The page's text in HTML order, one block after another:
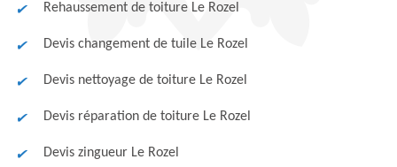
Rehaussement de toiture Le Rozel
Devis changement de tuile Le Rozel
Devis nettoyage de toiture Le Rozel
Devis réparation de toiture Le Rozel
Devis zingueur Le Rozel